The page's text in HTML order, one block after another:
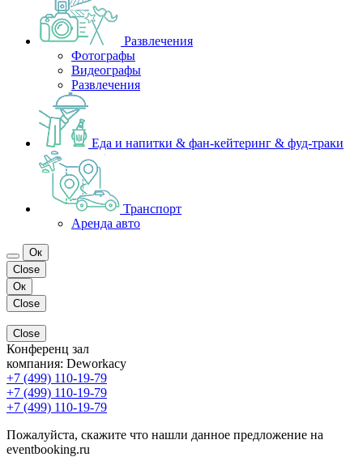
Развлечения
Фотографы
Видеографы
Развлечения
Еда и напитки & фан-кейтеринг & фуд-траки
Транспорт
Аренда авто
Ок
Close
Ок
Close
Close
Конференц зал
компания: Deworkacy
+7 (499) 110-19-79
+7 (499) 110-19-79
+7 (499) 110-19-79
Пожалуйста, скажите что нашли данное предложение на
eventbooking.ru